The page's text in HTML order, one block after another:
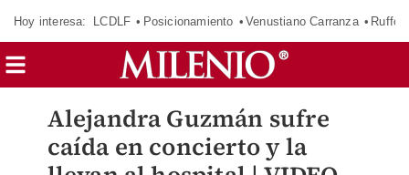
Hoy interesa: LCDLF Posicionamiento Venustiano Carranza Ruffo
Alejandra Guzmán sufre
caída en concierto y la